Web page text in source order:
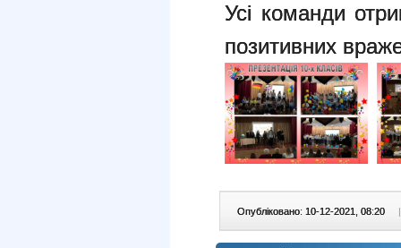
Усі команди
позитивних
Опубліковано: 10-12-2021, 08:20 |